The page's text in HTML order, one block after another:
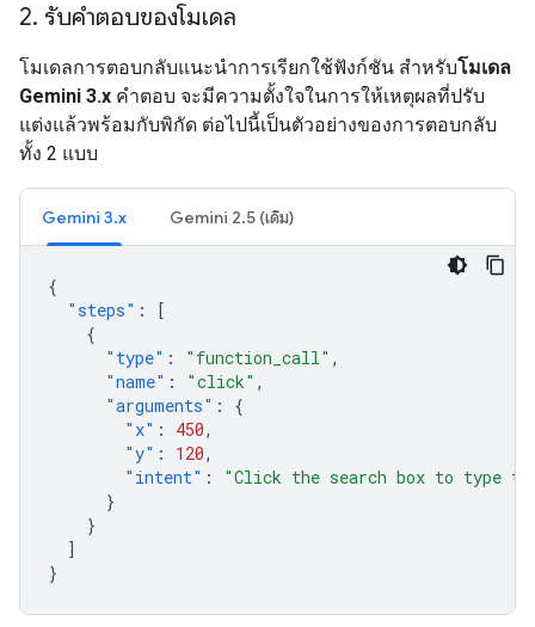
2. รับคำตอบของโมเดล
โมเดลการตอบกลับแนะนำการเรียกใช้ฟังก์ชัน สำหรับโมเดล
Gemini 3.x คำตอบ จะมีความตั้งใจในการให้เหตุผลที่ปรับ
แต่งแล้วพร้อมกับพิกัด ต่อไปนี้เป็นตัวอย่างของการตอบกลับ
ทั้ง 2 แบบ
Gemini 3.x Gemini 2.5 (เดิม)
{
"steps" :
[
{
"type" : "function_call" ,
"name" : "click" ,
"arguments" :
{
"x" : 450,
"y" : 120,
"intent" :
"Click the search box to type
}
}
]
}